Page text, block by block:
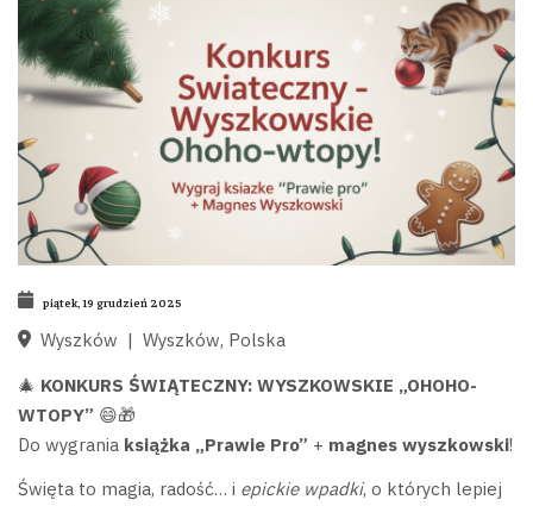
piątek, 19 grudzień 2025
Wyszków | Wyszków, Polska
🎄 KONKURS ŚWIĄTECZNY: WYSZKOWSKIE „OHOHO-
WTOPY” 😄🎁
Do wygrania książka „Prawie Pro” + magnes wyszkowski!
Święta to magia, radość… i epickie wpadki, o których lepiej